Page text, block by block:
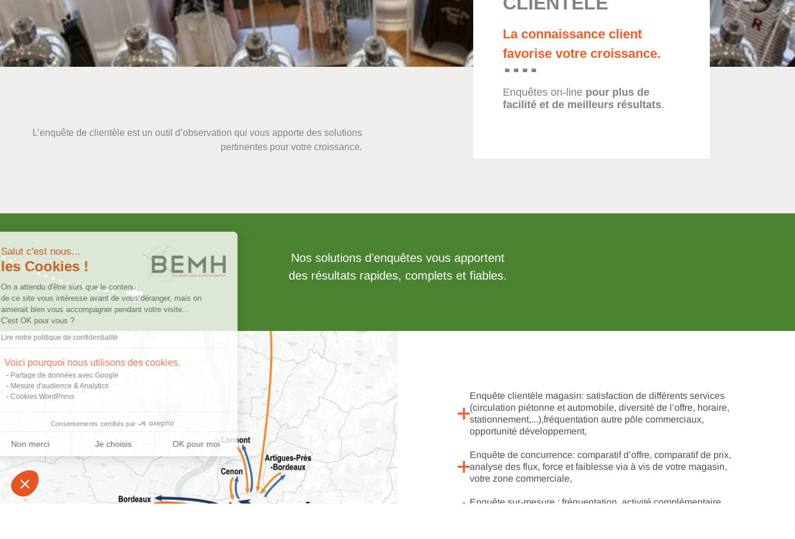
Salut c'est nous...
les Cookies !
On a attendu d'être sûrs que le contenu
de ce site vous intéresse avant de vous déranger, mais on
aimerait bien vous accompagner pendant votre visite...
C'est OK pour vous ?
Lire notre politique de confidentialité
Voici pourquoi nous utilisons des cookies.
Partage de données avec Google
Mesure d'audience & Analytics
Cookies WordPress
Consentements certifiés par
Non merci Je choisis OK pour moi
Axeptio consent
Plateforme de Gestion du Consentement : Personnalisez vos Options
Notre plateforme vous permet d'adapter et de gérer vos paramètres de confidentialité, en garantissant la conformité avec les réglementations. Personnalisez vos préférences pour
La connaissance client
favorise votre croissance.
Enquêtes on-line pour plus de
facilité et de meilleurs résultats.
L’enquête de clientèle est un outil d’observation qui vous apporte des solutions
pertinentes pour votre croissance.
Nos solutions d’enquêtes vous apportent
des résultats rapides, complets et fiables.
Enquête clientèle magasin: satisfaction de différents services
(circulation piétonne et automobile, diversité de l’offre, horaire,
stationnement,...),fréquentation autre pôle commerciaux,
opportunité développement,
Enquête de concurrence: comparatif d’offre, comparatif de prix,
analyse des flux, force et faiblesse via à vis de votre magasin,
votre zone commerciale,
Enquête sur-mesure : fréquentation, activité complémentaire,